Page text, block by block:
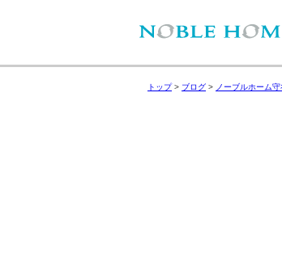
トップ> ブログ > ノーブルホーム